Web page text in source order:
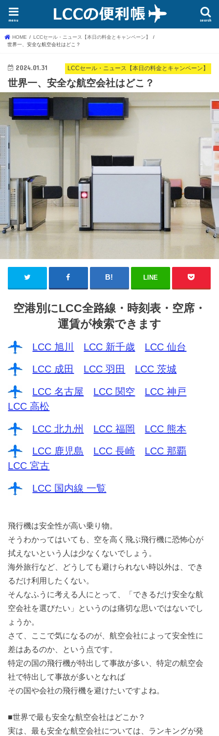
search
menu
HOME
LCCセール・ニュース【本日の料金とキャンペーン】
世界一、安全な航空会社はどこ？
LCCセール・ニュース【本日の料金とキャンペーン】
2024.01.31
世界一、安全な航空会社はどこ？
LINE
空港別にLCC全路線・時刻表・空席・
運賃が検索できます
LCC 旭川 LCC 新千歳 LCC 仙台
LCC 成田 LCC 羽田 LCC 茨城
LCC 名古屋 LCC 関空
LCC 神戸
LCC 高松
LCC 北九州 LCC 福岡 LCC 熊本
LCC 鹿児島 LCC 長崎
LCC 那覇
LCC 宮古
LCC 国内線 一覧
飛行機は安全性が高い乗り物。
そうわかってはいても、空を高く飛ぶ飛行機に恐怖心が
拭えないという人は少なくないでしょう。
海外旅行など、どうしても避けられない時以外は、でき
るだけ利用したくない。
そんなふうに考える人にとって、「できるだけ安全な航
空会社を選びたい」というのは痛切な思いではないでし
ょうか。
さて、ここで気になるのが、航空会社によって安全性に
差はあるのか、という点です。
特定の国の飛行機が特出して事故が多い、特定の航空会
社で特出して事故が多いとなれば
その国や会社の飛行機を避けたいですよね。
■世界で最も安全な航空会社はどこか？
実は、最も安全な航空会社については、ランキングが発